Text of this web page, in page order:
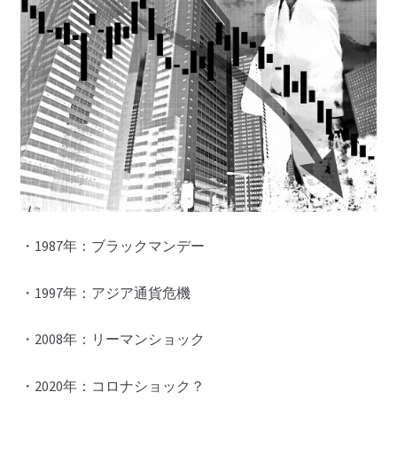
・1987年：ブラックマンデー
・1997年：アジア通貨危機
・2008年：リーマンショック
・2020年：コロナショック？